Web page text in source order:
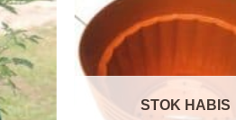
STOK HABIS